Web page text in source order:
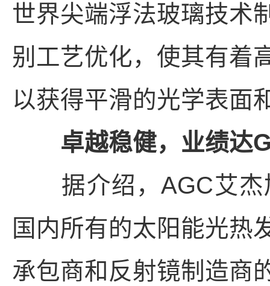
世界尖端浮法玻璃技术
别工艺优化，使其有着
以获得平滑的光学表面
卓越稳健，业绩达
据介绍，AGC艾杰
国内所有的太阳能光热
承包商和反射镜制造商